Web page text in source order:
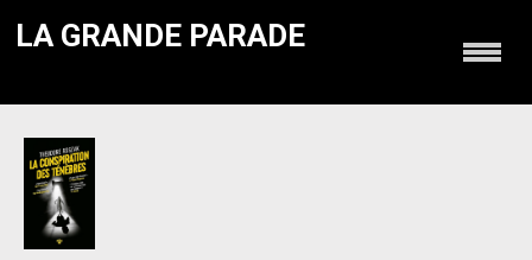
LA GRANDE PARADE